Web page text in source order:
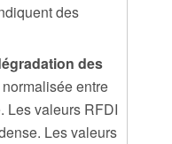
des
des
entre
Les valeurs RFDI
Les valeurs